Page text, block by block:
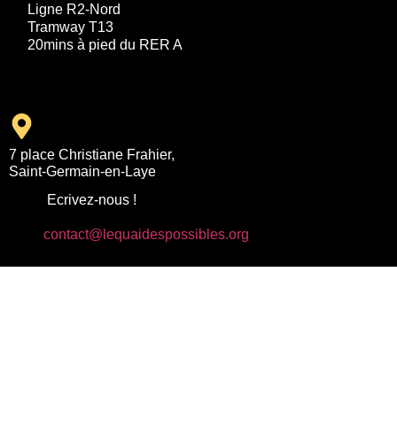
Ligne R2-Nord
Tramway T13
20mins à pied du RER A
7 place Christiane Frahier,
Saint-Germain-en-Laye
Ecrivez-nous !
contact@lequaidespossibles.org